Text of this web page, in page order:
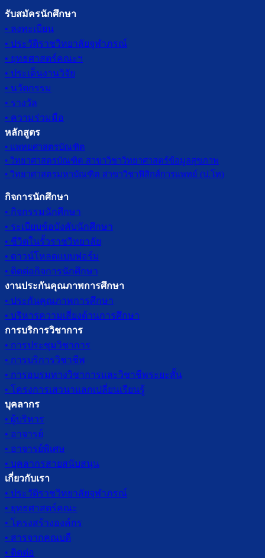
รับสมัครนักศึกษา
• ลงทะเบียน
• ประวัติราชวิทยาลัยจุฬาภรณ์
• ยุทธศาสตร์คณะฯ
• ประเด็นงานวิจัย
• นวัตกรรม
• รางวัล
• ความร่วมมือ
หลักสูตร
• แพทยศาสตรบัณฑิต
• วิทยาศาสตรบัณฑิต สาขาวิชาวิทยาศาสตร์ข้อมูลสุขภาพ
• วิทยาศาสตรมหาบัณฑิต สาขาวิชาฟิสิกส์การแพทย์ (ป.โท)
กิจการนักศึกษา
• กิจกรรมนักศึกษา
• ระเบียบข้อบังคับนักศึกษา
• ชีวิตในรั้วราชวิทยาลัย
• ดาวน์โหลดแบบฟอร์ม
• ติดต่อกิจการนักศึกษา
งานประกันคุณภาพการศึกษา
• ประกันคุณภาพการศึกษา
• บริหารความเสี่ยงด้านการศึกษา
การบริการวิชาการ
• การประชุมวิชาการ
• การบริการวิชาชีพ
• การอบรมทางวิชาการและวิชาชีพระยะสั้น
• โครงการเสวนาแลกเปลี่ยนเรียนรู้
บุคลากร
• ผู้บริหาร
• อาจารย์
• อาจารย์พิเศษ
• บุคลากรสายสนับสนุน
เกี่ยวกับเรา
• ประวัติราชวิทยาลัยจุฬาภรณ์
• ยุทธศาสตร์คณะ
• โครงสร้างองค์กร
• สารจากคณบดี
• ติดต่อ